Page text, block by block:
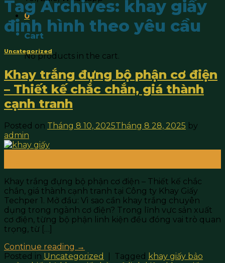
0
Cart
No products in the cart.
Tag Archives: khay giấy
định hình theo yêu cầu
Uncategorized
Khay trắng đựng bộ phận cơ điện
– Thiết kế chắc chắn, giá thành
cạnh tranh
Posted on Tháng 8 10, 2025Tháng 8 28, 2025 by
admin
Khay trắng đựng bộ phận cơ điện – Thiết kế chắc
chắn, giá thành cạnh tranh tại Công ty Khay Giấy
Techper 1. Mở đầu: Vì sao cần khay trắng chuyên
dụng trong ngành cơ điện? Trong lĩnh vực sản xuất
cơ điện, từng bộ phận linh kiện đều đóng vai trò quan
trọng, từ […]
Continue reading →
Posted in Uncategorized Tagged khay giấy bảo